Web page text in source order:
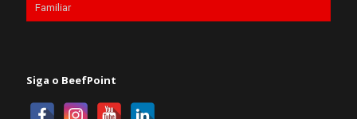
Familiar
Siga o BeefPoint